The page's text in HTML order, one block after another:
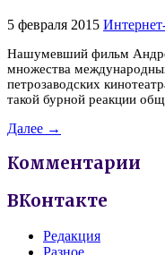
5 февраля 2015
Нашумевший фильм
множества
петрозаводских
такой бурной реакции
Далее →
Комментарии
ВКонтакте
Редакция
Разное